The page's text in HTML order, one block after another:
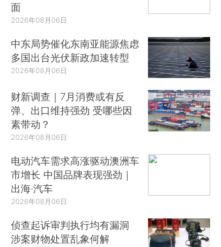
面
2026年08月06日
中东局势催化东南亚能源焦虑
多国出台光伏新政加速转型
2026年08月06日
财新调查｜7月消费或有反
弹、出口维持强劲 受哪些因
素带动？
2026年08月06日
电动汽车需求高涨驱动澳洲车
市增长 中国品牌表现强劲｜
出海·汽车
2026年08月06日
侦查起诉审判执行均有漏洞
涉案财物处置乱象何解